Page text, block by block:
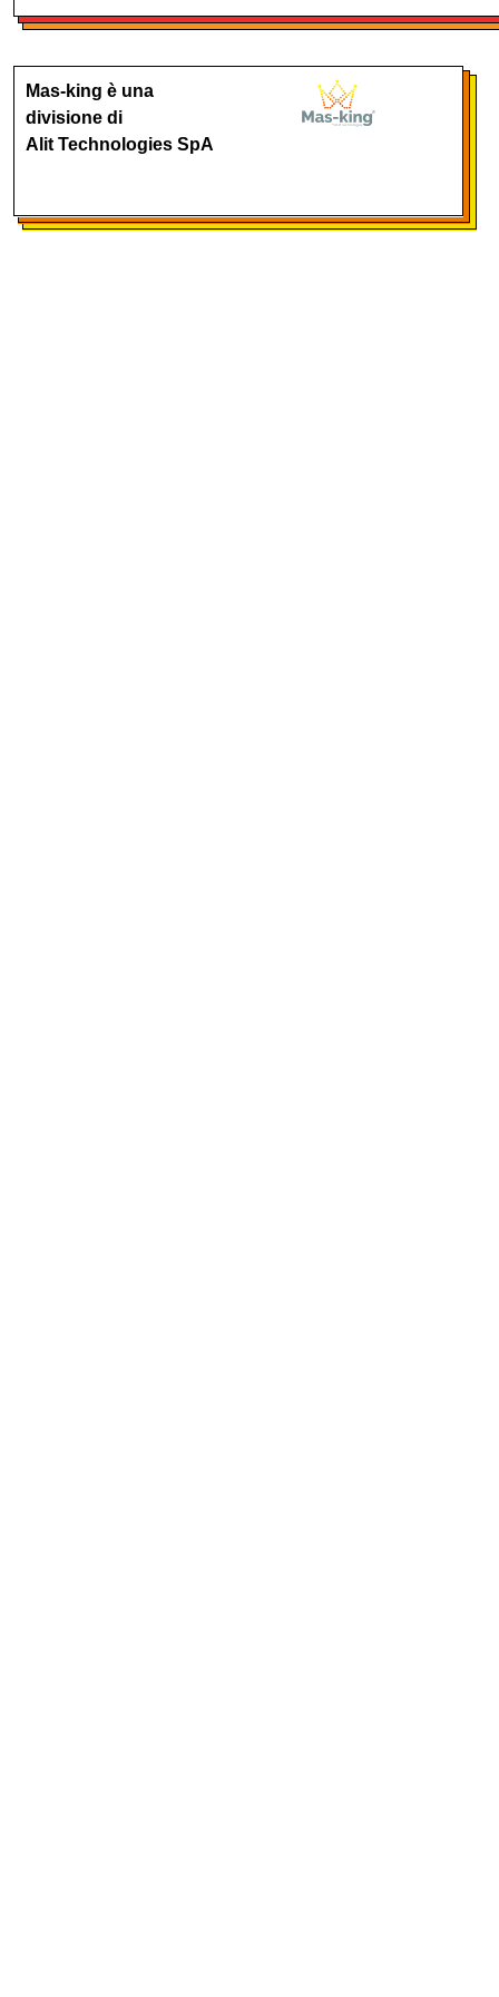
Mas-king è una
divisione di
Alit Technologies SpA